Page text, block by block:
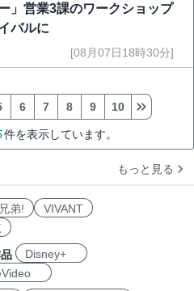
」営業3課のワークショップ
バルに
[08月07日18時30分]
件を表示しています。
6 7 8 9 10
もっと見る
弟!
VIVANT
Disney+